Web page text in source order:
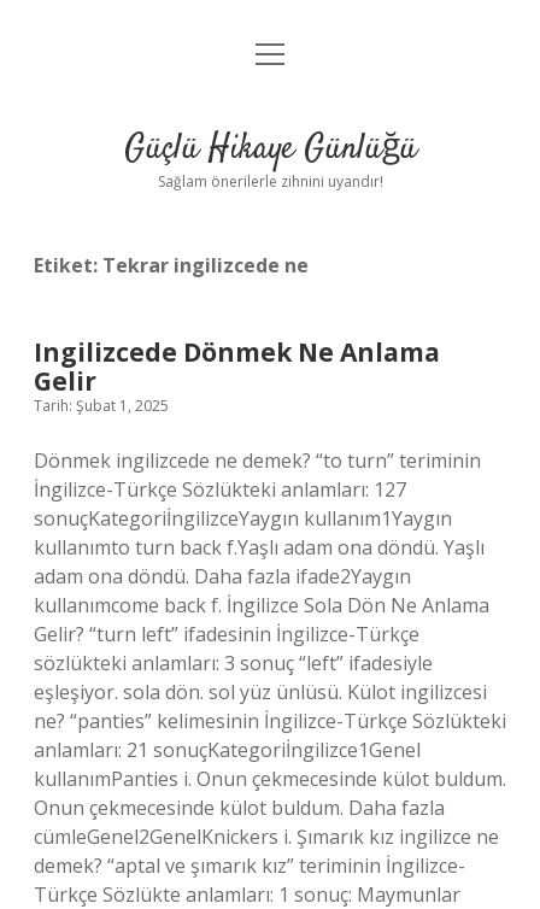
Anasayfa
Yasal Uyarı
menüyü
Güçlü Hikaye Günlüğü
Sağlam önerilerle zihnini uyandır!
Etiket: Tekrar ingilizcede ne
Ingilizcede Dönmek Ne Anlama
Gelir
Tarih: Şubat 1, 2025
Dönmek ingilizcede ne demek? “to turn” teriminin
İngilizce-Türkçe Sözlükteki anlamları: 127
sonuçKategoriİngilizceYaygın kullanım1Yaygın
kullanımto turn back f.Yaşlı adam ona döndü. Yaşlı
adam ona döndü. Daha fazla ifade2Yaygın
kullanımcome back f. İngilizce Sola Dön Ne Anlama
Gelir? “turn left” ifadesinin İngilizce-Türkçe
sözlükteki anlamları: 3 sonuç “left” ifadesiyle
eşleşiyor. sola dön. sol yüz ünlüsü. Külot ingilizcesi
ne? “panties” kelimesinin İngilizce-Türkçe Sözlükteki
anlamları: 21 sonuçKategoriİngilizce1Genel
kullanımPanties i. Onun çekmecesinde külot buldum.
Onun çekmecesinde külot buldum. Daha fazla
cümleGenel2GenelKnickers i. Şımarık kız ingilizce ne
demek? “aptal ve şımarık kız” teriminin İngilizce-
Türkçe Sözlükte anlamları: 1 sonuç: Maymunlar